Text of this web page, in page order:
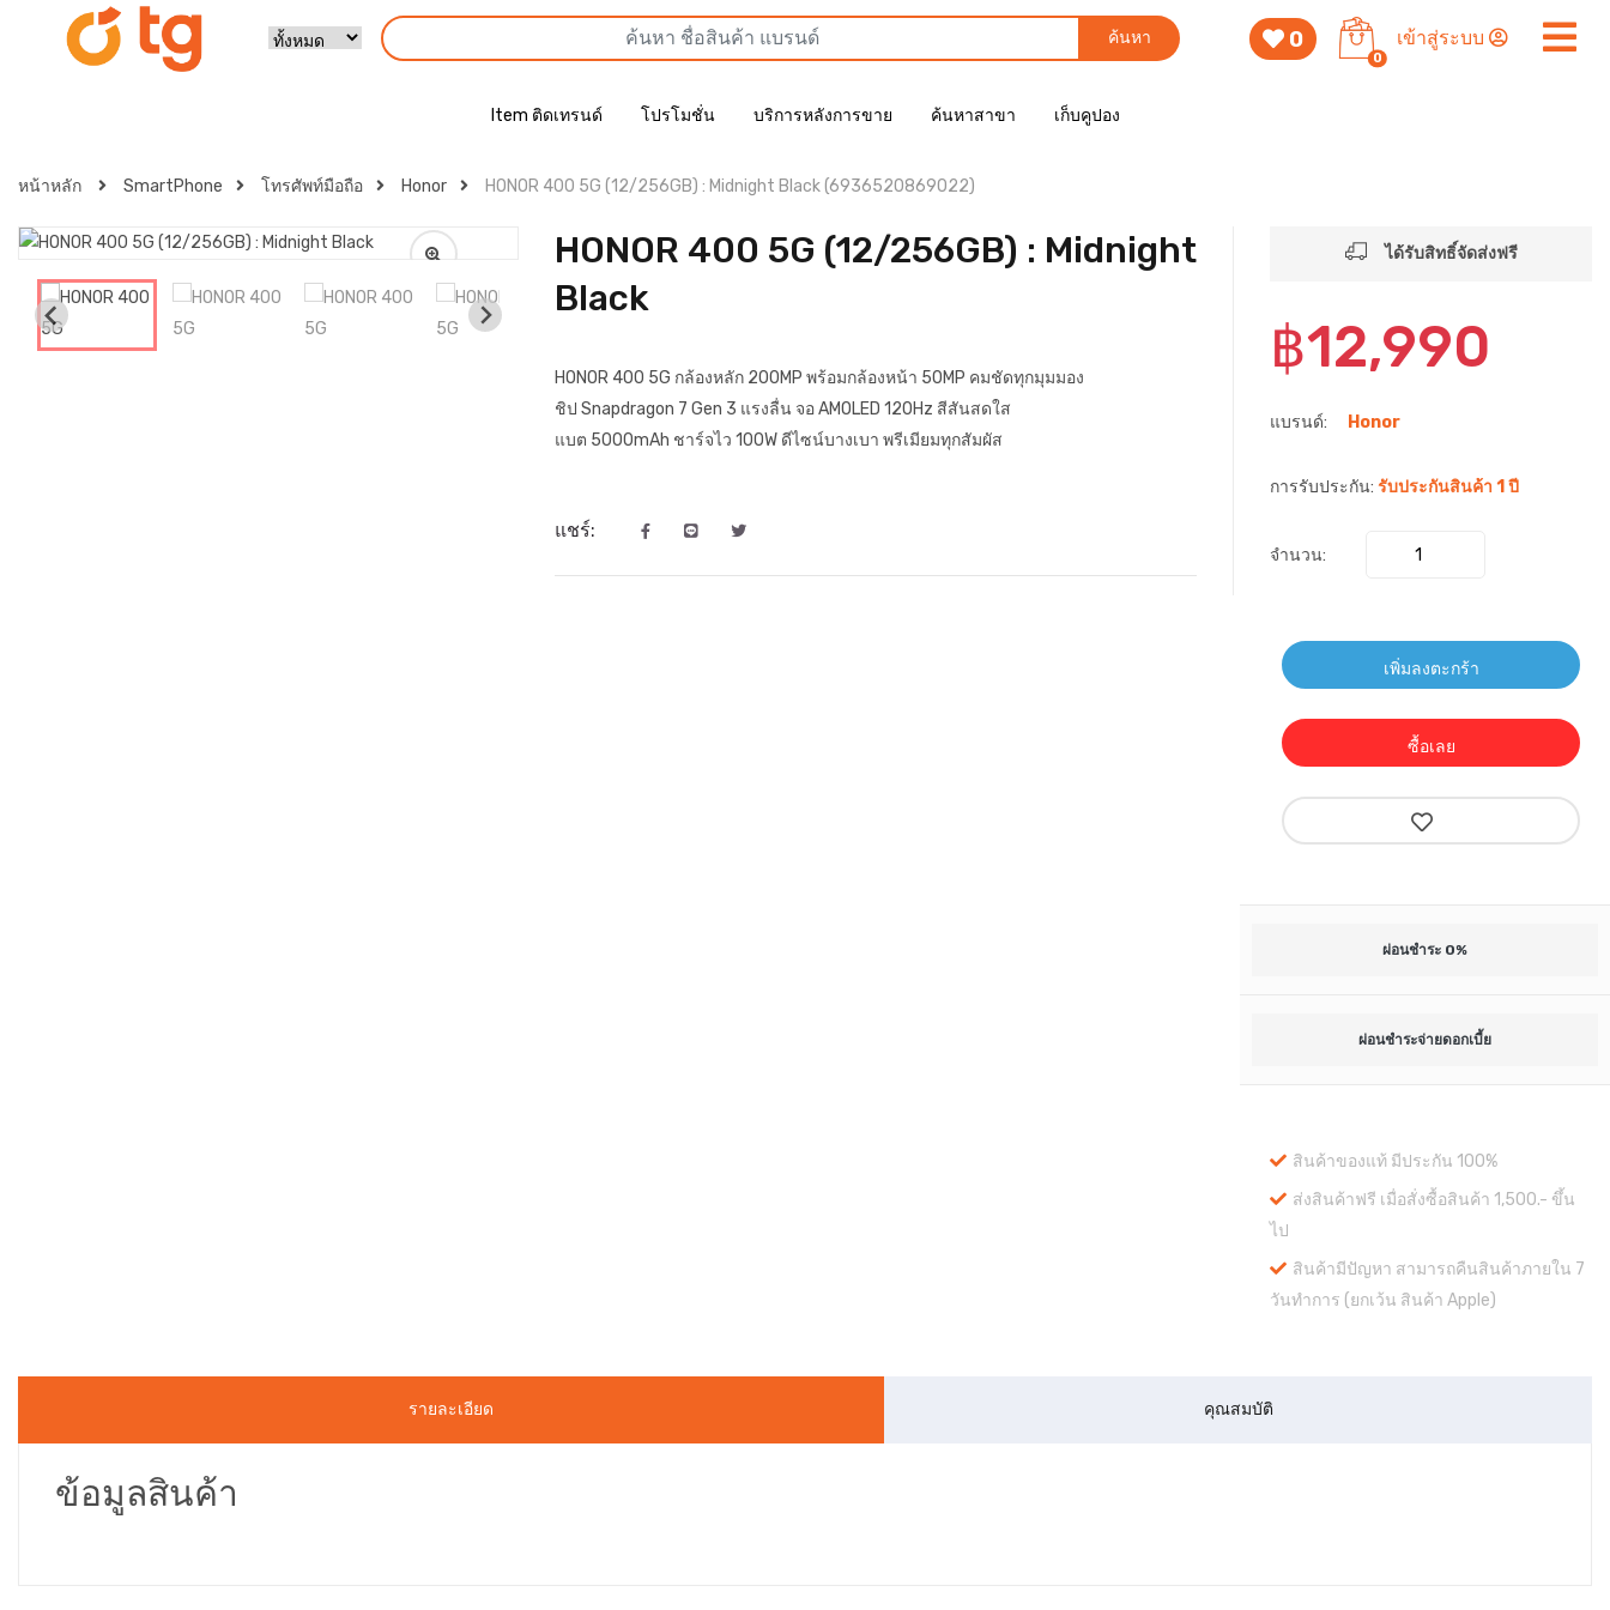
ค้นหา 0
0
เข้าสู่ระบบ
Item ติดเทรนด์ โปรโมชั่น บริการหลังการขาย ค้นหาสาขา เก็บคูปอง
หน้าหลัก SmartPhone โทรศัพท์มือถือ Honor HONOR 400 5G (12/256GB) : Midnight Black (6936520869022)
HONOR 400 5G (12/256GB) : Midnight
Black
HONOR 400 5G กล้องหลัก 200MP พร้อมกล้องหน้า 50MP คมชัดทุกมุมมอง
ชิป Snapdragon 7 Gen 3 แรงลื่น จอ AMOLED 120Hz สีสันสดใส
แบต 5000mAh ชาร์จไว 100W ดีไซน์บางเบา พรีเมียมทุกสัมผัส
แชร์:
ได้รับสิทธิ์จัดส่งฟรี
฿12,990
แบรนด์: Honor
การรับประกัน: รับประกันสินค้า 1 ปี
จำนวน:
เพิ่มลงตะกร้า
ซื้อเลย
ผ่อนชำระ 0%
ผ่อนชำระจ่ายดอกเบี้ย
สินค้าของแท้ มีประกัน 100%
ส่งสินค้าฟรี เมื่อสั่งซื้อสินค้า 1,500.- ขึ้น
ไป
สินค้ามีปัญหา สามารถคืนสินค้าภายใน 7
วันทำการ (ยกเว้น สินค้า Apple)
รายละเอียด คุณสมบัติ
ข้อมูลสินค้า